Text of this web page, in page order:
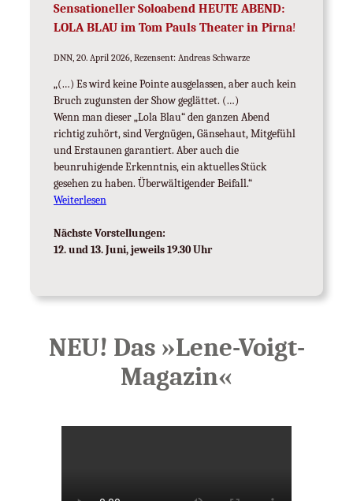
Sensationeller Soloabend HEUTE ABEND:
LOLA BLAU im Tom Pauls Theater in Pirna!
DNN, 20. April 2026, Rezensent: Andreas Schwarze
„(…) Es wird keine Pointe ausgelassen, aber auch kein
Bruch zugunsten der Show geglättet. (…)
Wenn man dieser „Lola Blau“ den ganzen Abend
richtig zuhört, sind Vergnügen, Gänsehaut, Mitgefühl
und Erstaunen garantiert. Aber auch die
beunruhigende Erkenntnis, ein aktuelles Stück
gesehen zu haben. Überwältigender Beifall.“
Weiterlesen
Nächste Vorstellungen:
12. und 13. Juni, jeweils 19.30 Uhr
NEU! Das »Lene-Voigt-
Magazin«